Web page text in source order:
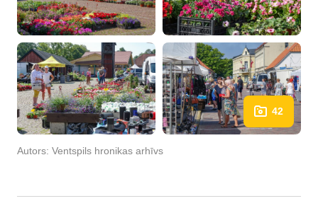
42
Autors: Ventspils hronikas arhīvs